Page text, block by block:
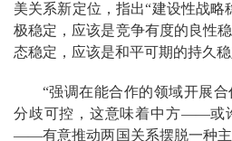
美关系新定位，指出“建设性战略
极稳定，应该是竞争有度的良性
态稳定，应该是和平可期的持久稳
“强调在能合作的领域开展合
分歧可控，这意味着中方——或
——有意推动两国关系摆脱一种主